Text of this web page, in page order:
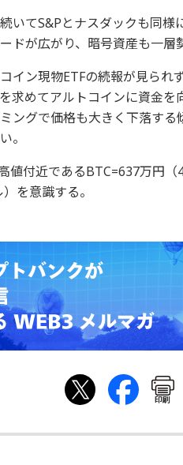
いてS&Pとナスダックも同
ドが広がり、暗号資産も一層
イン現物ETFの続報が見られ
求めてアルトコインに資金
ングで価格も大きく下落す
。
値付近であるBTC=637万円
を意識する。
印刷